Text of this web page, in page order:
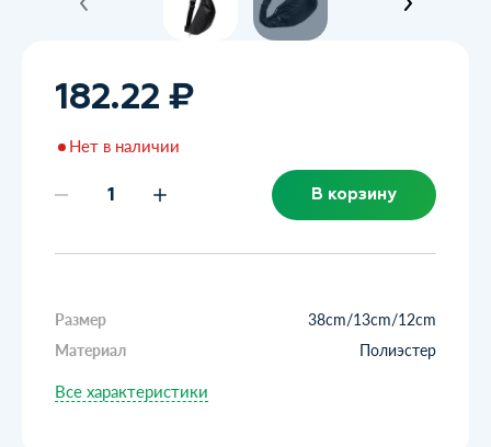
182.22 ₽
Нет в наличии
В корзину
Размер
38cm/13cm/12cm
Материал
Полиэстер
Все характеристики